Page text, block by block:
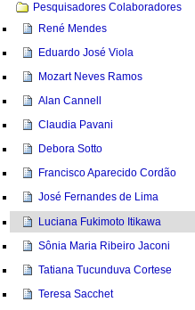
Pesquisadores Colaboradores
René Mendes
Eduardo José Viola
Mozart Neves Ramos
Alan Cannell
Claudia Pavani
Debora Sotto
Francisco Aparecido Cordão
José Fernandes de Lima
Luciana Fukimoto Itikawa
Sônia Maria Ribeiro Jaconi
Tatiana Tucunduva Cortese
Teresa Sacchet